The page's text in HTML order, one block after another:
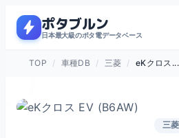
bolt ポタブルン
日本最大級のポタ電データベース
TOP / 車種DB / 三菱 / eKクロス...
三菱